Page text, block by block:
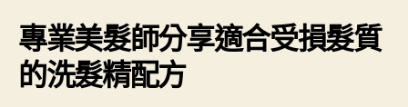
專業美髮師分享適合受損髮質
的洗髮精配方